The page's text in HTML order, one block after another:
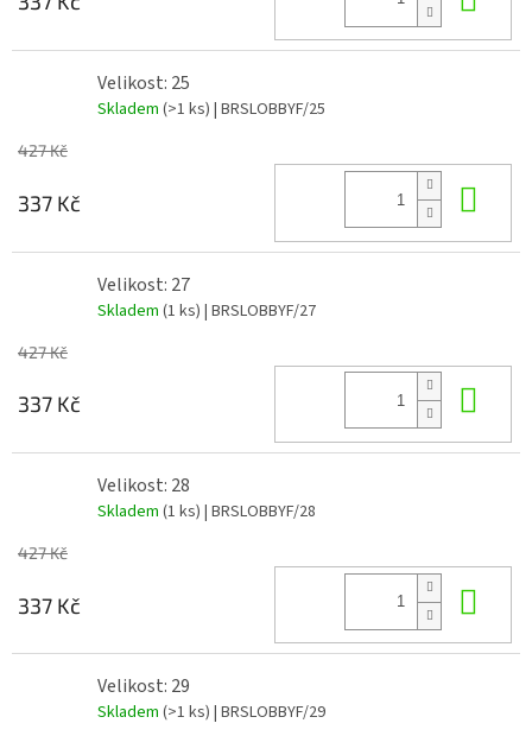
Velikost: 25
Skladem (>1 ks) | BRSLOBBYF/25
427 Kč
337 Kč
Velikost: 27
Skladem (1 ks) | BRSLOBBYF/27
427 Kč
337 Kč
Velikost: 28
Skladem (1 ks) | BRSLOBBYF/28
427 Kč
337 Kč
Velikost: 29
Skladem (>1 ks) | BRSLOBBYF/29